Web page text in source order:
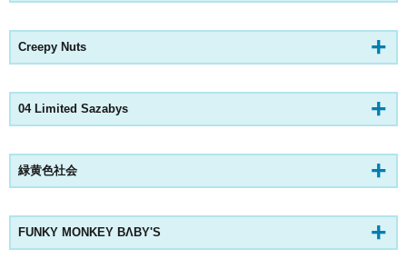
Creepy Nuts
04 Limited Sazabys
緑黄色社会
FUNKY MONKEY BΛBY'S